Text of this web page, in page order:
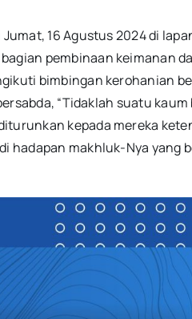
16 Agustus 2024 di
pembinaan keimanan
bimbingan kerohanian
“Tidaklah suatu
kepada mereka
hadapan makhluk-Nya yang